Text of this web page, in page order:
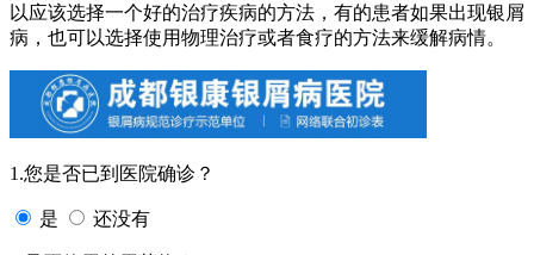
以应该选择一个好的治疗疾病的方法，有的患者如果出现银屑
病，也可以选择使用物理治疗或者食疗的方法来缓解病情。
1.您是否已到医院确诊？
是 还没有